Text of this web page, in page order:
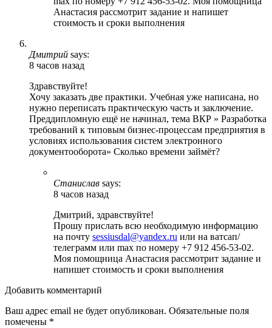
Анастасия рассмотрит задание и напишет
стоимость и сроки выполнения
Дмитрий says:
8 часов назад
Здравствуйте!
Хочу заказать две практики. Учебная уже написана, но
нужно переписать практическую часть и заключение.
Преддипломную ещё не начинал, тема ВКР » Разработка
требований к типовым бизнес-процессам предприятия в
условиях использования систем электронного
документооборота» Сколько времени займёт?
Станислав says:
8 часов назад
Дмитрий, здравствуйте!
Прошу прислать всю необходимую информацию
на почту sessiusdal@yandex.ru или на ватсап/
телеграмм или max по номеру +7 912 456-53-02.
Моя помощница Анастасия рассмотрит задание и
напишет стоимость и сроки выполнения
Добавить комментарий
Ваш адрес email не будет опубликован. Обязательные поля
помечены *